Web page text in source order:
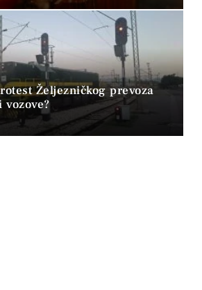
Željezničkog prevoza
vozove?